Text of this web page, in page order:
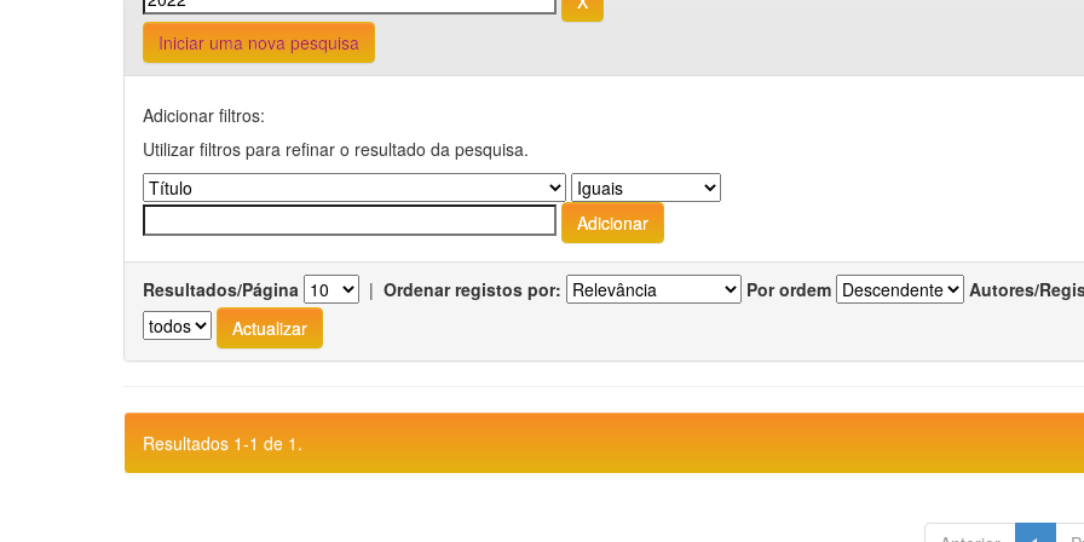
Iniciar uma nova pesquisa
Adicionar filtros:
Utilizar filtros para refinar o resultado da pesquisa.
Resultados/Página | Ordenar registos por: Por ordem Autores/
Resultados 1-1 de 1.